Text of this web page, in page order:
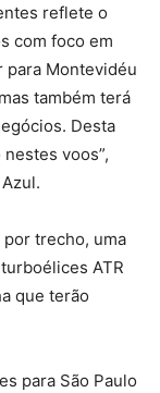
reflete o
com foco em
para Montevidéu
também terá
Desta
voos”,
trecho, uma
ATR
que terão
para São Paulo